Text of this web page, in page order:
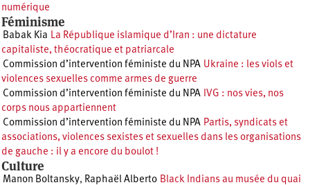
numérique
Féminisme
Babak Kia La République islamique d’Iran : une dictature
capitaliste, théocratique et patriarcale
Commission d’intervention féministe du NPA Ukraine : les viols et
violences sexuelles comme armes de guerre
Commission d’intervention féministe du NPA IVG : nos vies, nos
corps nous appartiennent
Commission d’intervention féministe du NPA Partis, syndicats et
associations, violences sexistes et sexuelles dans les organisations
de gauche : il y a encore du boulot !
Culture
Manon Boltansky, Raphaël Alberto Black Indians au musée du quai